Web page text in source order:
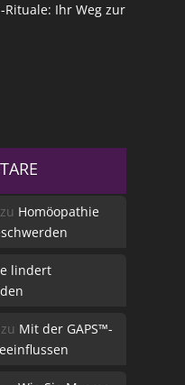
Rituale: Ihr Weg zur
zu Homöopathie
lindert
zu Mit der GAPS™-